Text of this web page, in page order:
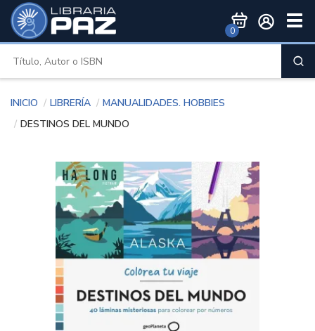
0
Inicio Librería
Manualidades. hobbies
DESTINOS DEL MUNDO